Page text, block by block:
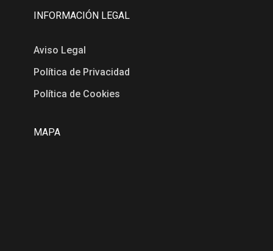
INFORMACIÓN LEGAL
Aviso Legal
Política de Privacidad
Política de Cookies
MAPA